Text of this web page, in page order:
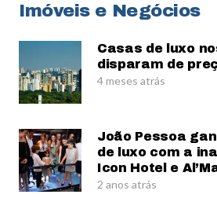
Imóveis e Negócios
Casas de luxo
disparam de
4 meses atrás
João Pessoa
de luxo com a
Icon Hotel e
2 anos atrás